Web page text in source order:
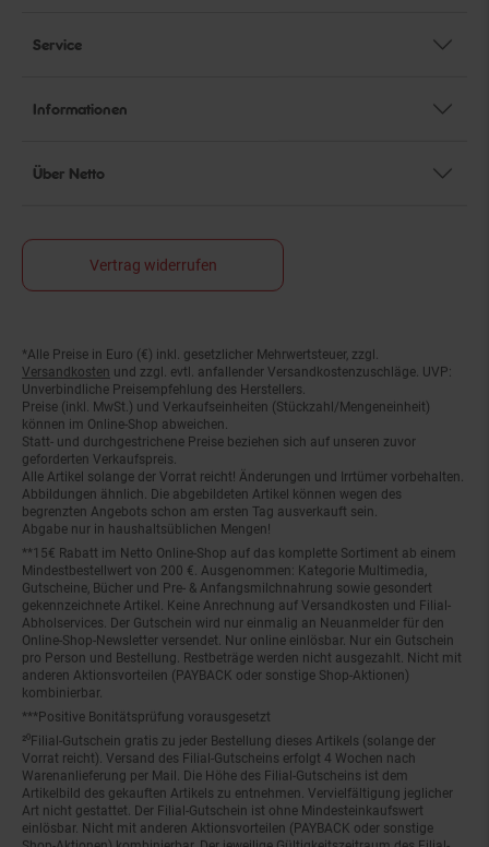
Service
Informationen
Über Netto
Vertrag widerrufen
Fußnoten
*Alle Preise in Euro (€) inkl. gesetzlicher Mehrwertsteuer, zzgl.
Versandkosten und zzgl. evtl. anfallender Versandkostenzuschläge. UVP:
Unverbindliche Preisempfehlung des Herstellers.
Preise (inkl. MwSt.) und Verkaufseinheiten (Stückzahl/Mengeneinheit)
können im Online-Shop abweichen.
Statt- und durchgestrichene Preise beziehen sich auf unseren zuvor
geforderten Verkaufspreis.
Alle Artikel solange der Vorrat reicht! Änderungen und Irrtümer vorbehalten.
Abbildungen ähnlich. Die abgebildeten Artikel können wegen des
begrenzten Angebots schon am ersten Tag ausverkauft sein.
Abgabe nur in haushaltsüblichen Mengen!
**15€ Rabatt im Netto Online-Shop auf das komplette Sortiment ab einem
Mindestbestellwert von 200 €. Ausgenommen: Kategorie Multimedia,
Gutscheine, Bücher und Pre- & Anfangsmilchnahrung sowie gesondert
gekennzeichnete Artikel. Keine Anrechnung auf Versandkosten und Filial-
Abholservices. Der Gutschein wird nur einmalig an Neuanmelder für den
Online-Shop-Newsletter versendet. Nur online einlösbar. Nur ein Gutschein
pro Person und Bestellung. Restbeträge werden nicht ausgezahlt. Nicht mit
anderen Aktionsvorteilen (PAYBACK oder sonstige Shop-Aktionen)
kombinierbar.
***Positive Bonitätsprüfung vorausgesetzt
²⁰Filial-Gutschein gratis zu jeder Bestellung dieses Artikels (solange der
Vorrat reicht). Versand des Filial-Gutscheins erfolgt 4 Wochen nach
Warenanlieferung per Mail. Die Höhe des Filial-Gutscheins ist dem
Artikelbild des gekauften Artikels zu entnehmen. Vervielfältigung jeglicher
Art nicht gestattet. Der Filial-Gutschein ist ohne Mindesteinkaufswert
einlösbar. Nicht mit anderen Aktionsvorteilen (PAYBACK oder sonstige
Shop-Aktionen) kombinierbar. Der jeweilige Gültigkeitszeitraum des Filial-